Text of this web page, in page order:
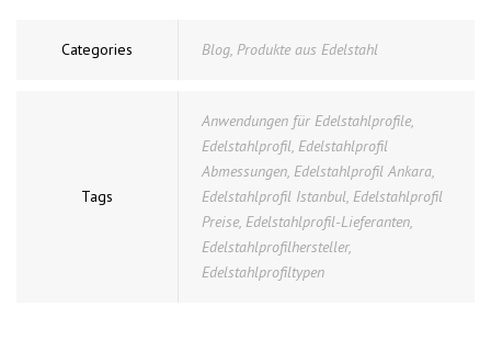
Categories Blog, Produkte aus Edelstahl
Tags
Anwendungen für Edelstahlprofile,
Edelstahlprofil, Edelstahlprofil
Abmessungen, Edelstahlprofil Ankara,
Edelstahlprofil Istanbul, Edelstahlprofil
Preise, Edelstahlprofil-Lieferanten,
Edelstahlprofilhersteller,
Edelstahlprofiltypen